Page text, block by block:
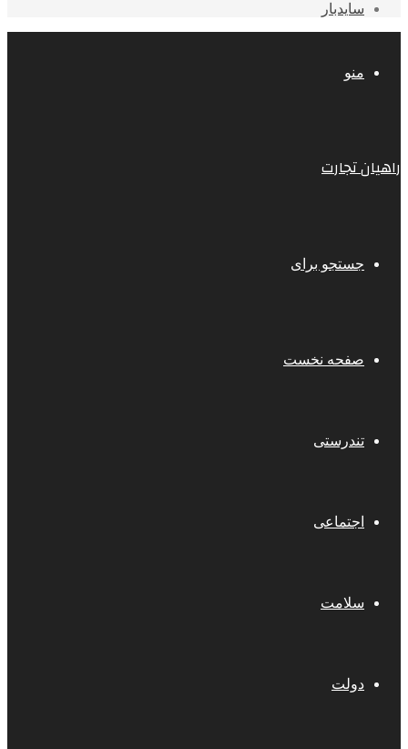
سایدبار
منو
راهیان تجارت
جستجو برای
صفحه نخست
تندرستی
اجتماعی
سلامت
دولت